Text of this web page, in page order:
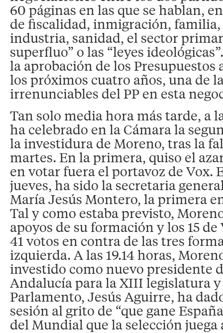
60 páginas en las que se hablan,
de fiscalidad, inmigración,
industria, sanidad, el sector
superfluo” o las “leyes
la aprobación de los
los próximos cuatro años, una de
irrenunciables del PP en esta
Tan solo media hora más tarde, a
ha celebrado en la Cámara la
la investidura de Moreno, tras la
martes. En la primera, quiso el
en votar fuera el portavoz de Vox.
jueves, ha sido la secretaria
María Jesús Montero, la primera
Tal y como estaba previsto,
apoyos de su formación y los 15
41 votos en contra de las tres
izquierda. A las 19.14 horas,
investido como nuevo presidente
Andalucía para la XIII legislatura
Parlamento, Jesús Aguirre, ha
sesión al grito de “que gane
del Mundial que la selección juega